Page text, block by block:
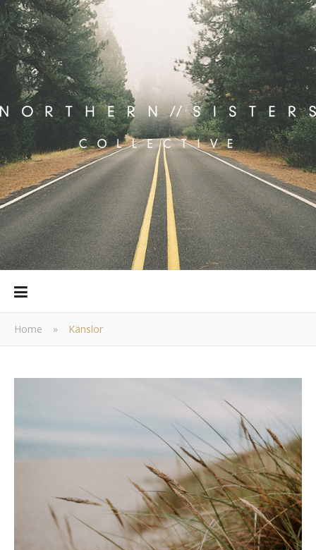
Home » Känslor